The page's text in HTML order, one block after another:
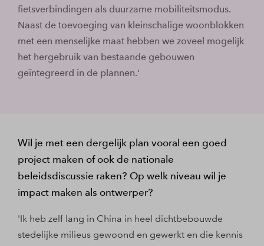
fietsverbindingen als duurzame mobiliteitsmodus.
Naast de toevoeging van kleinschalige woonblokken
met een menselijke maat hebben we zoveel mogelijk
het hergebruik van bestaande gebouwen
geïntegreerd in de plannen.'
Wil je met een dergelijk plan vooral een goed
project maken of ook de nationale
beleidsdiscussie raken? Op welk niveau wil je
impact maken als ontwerper?
'Ik heb zelf lang in China in heel dichtbebouwde
stedelijke milieus gewoond en gewerkt en die kennis